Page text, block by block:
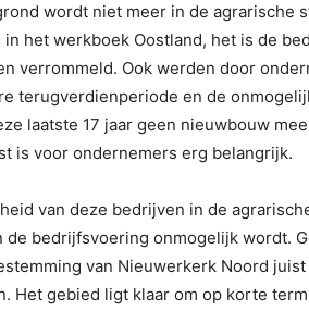
wordt niet meer in de agrarische
het werkboek Oostland, het is de
verrommeld. Ook werden door
terugverdienperiode en de
laatste 17 jaar geen nieuwbouw
is voor ondernemers erg belangrijk.
van deze bedrijven in de
de bedrijfsvoering onmogelijk wordt.
van Nieuwerkerk Noord
Het gebied ligt klaar om op korte